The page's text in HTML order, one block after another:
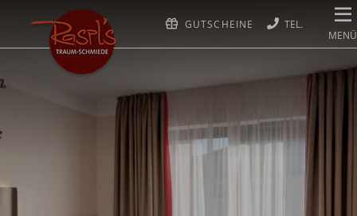
GUTSCHEINE
MENÜ